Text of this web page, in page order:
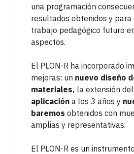
una programación
resultados obtenidos y para
trabajo pedagógico futuro
aspectos.
El PLON-R ha incorporado
mejoras: un nuevo diseño
materiales, la extensión del
aplicación a los 3 años y
baremos obtenidos con
amplias y representativas.
El PLON-R es un